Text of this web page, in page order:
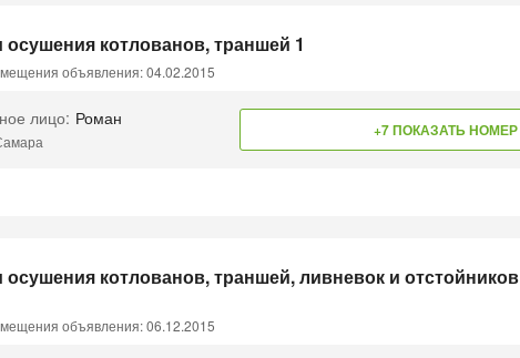
осушения котлованов, траншей 1
объявления: 04.02.2015
лицо: Роман
+7 ПОКАЗАТЬ НОМЕР
осушения котлованов, траншей, ливневок и отстойников
объявления: 06.12.2015